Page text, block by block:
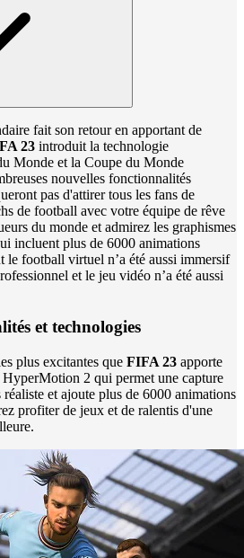
fait son retour en apportant de
23 introduit la technologie
Monde et la Coupe du Monde
nouvelles fonctionnalités
pas d'attirer tous les fans de
de football avec votre équipe de rêve
du monde et admirez les graphismes
incluent plus de 6000 animations
le football virtuel n’a été aussi immersif
et le jeu vidéo n’a été aussi
et technologies
plus excitantes que FIFA 23 apporte
2 qui permet une capture
et ajoute plus de 6000 animations
profiter de jeux et de ralentis d'une